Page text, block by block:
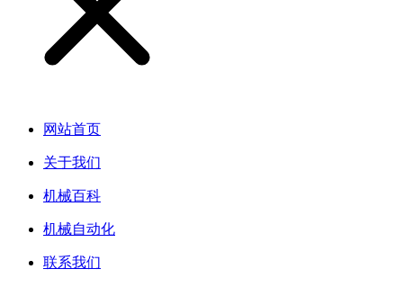
网站首页
关于我们
机械百科
机械自动化
联系我们